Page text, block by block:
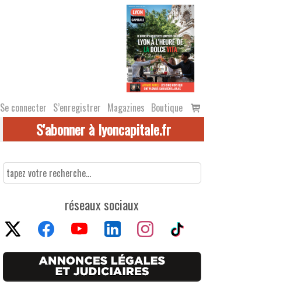
Se connecter S’enregistrer Magazines Boutique
Voir
le
S'abonner à lyoncapitale.fr
réseaux sociaux